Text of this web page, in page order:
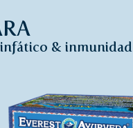
& inmunidad